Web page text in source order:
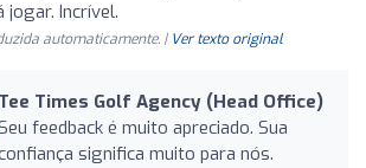
Incrível.
automaticamente. | Ver texto original
Tee Times Golf Agency (Head Office)
feedback é muito apreciado. Sua
significa muito para nós.